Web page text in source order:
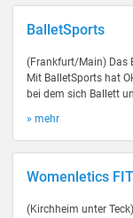
BalletSports
(Frankfurt/Main) Das
Mit BalletSports hat
bei dem sich Ballett
» mehr
Womenletics
(Kirchheim unter